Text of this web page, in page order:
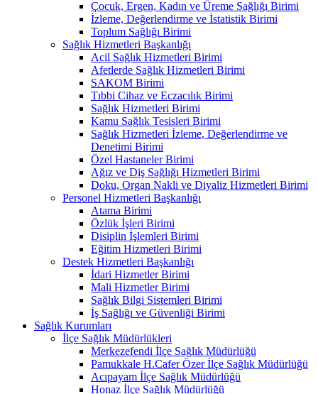
Çocuk, Ergen, Kadın ve Üreme Sağlığı Birimi
İzleme, Değerlendirme ve İstatistik Birimi
Toplum Sağlığı Birimi
Sağlık Hizmetleri Başkanlığı
Acil Sağlık Hizmetleri Birimi
Afetlerde Sağlık Hizmetleri Birimi
SAKOM Birimi
Tıbbi Cihaz ve Eczacılık Birimi
Sağlık Hizmetleri Birimi
Kamu Sağlık Tesisleri Birimi
Sağlık Hizmetleri İzleme, Değerlendirme ve
Denetimi Birimi
Özel Hastaneler Birimi
Ağız ve Diş Sağlığı Hizmetleri Birimi
Doku, Organ Nakli ve Diyaliz Hizmetleri Birimi
Personel Hizmetleri Başkanlığı
Atama Birimi
Özlük İşleri Birimi
Disiplin İşlemleri Birimi
Eğitim Hizmetleri Birimi
Destek Hizmetleri Başkanlığı
İdari Hizmetler Birimi
Mali Hizmetler Birimi
Sağlık Bilgi Sistemleri Birimi
İş Sağlığı ve Güvenliği Birimi
Sağlık Kurumları
İlçe Sağlık Müdürlükleri
Merkezefendi İlçe Sağlık Müdürlüğü
Pamukkale H.Cafer Özer İlçe Sağlık Müdürlüğü
Acıpayam İlçe Sağlık Müdürlüğü
Honaz İlçe Sağlık Müdürlüğü